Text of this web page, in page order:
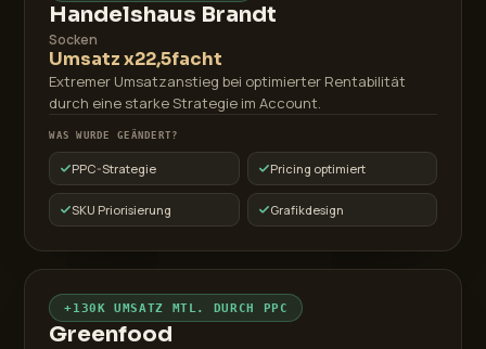
Handelshaus Brandt
Socken
Umsatz x22,5facht
Extremer Umsatzanstieg bei optimierter Rentabilität
durch eine starke Strategie im Account.
WAS WURDE GEÄNDERT?
PPC-Strategie Pricing optimiert
SKU Priorisierung Grafikdesign
+130K UMSATZ MTL. DURCH PPC
Greenfood